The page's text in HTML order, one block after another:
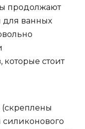
продолжают
для ванных
стоит